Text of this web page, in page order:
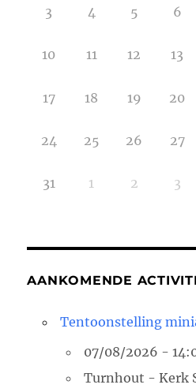
3 4 5 6
10 11 12 13
17 18 19 20
24 25 26 27
31 1 2 3
AANKOMENDE
Tentoonstelling
07/08/2026 -
Turnhout - Kerk